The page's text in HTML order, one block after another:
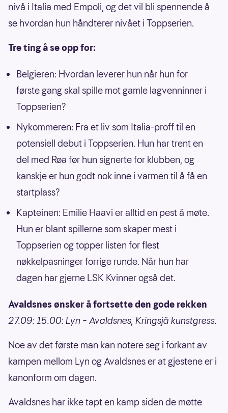
nivå i Italia med Empoli, og det vil bli spennende å
se hvordan hun håndterer nivået i Toppserien.
Tre ting å se opp for:
Belgieren: Hvordan leverer hun når hun for
første gang skal spille mot gamle lagvenninner i
Toppserien?
Nykommeren: Fra et liv som Italia-proff til en
potensiell debut i Toppserien. Hun har trent en
del med Røa før hun signerte for klubben, og
kanskje er hun godt nok inne i varmen til å få en
startplass?
Kapteinen: Emilie Haavi er alltid en pest å møte.
Hun er blant spillerne som skaper mest i
Toppserien og topper listen for flest
nøkkelpasninger forrige runde. Når hun har
dagen har gjerne LSK Kvinner også det.
Avaldsnes ønsker å fortsette den gode rekken
27.09: 15.00: Lyn – Avaldsnes, Kringsjå kunstgress.
Noe av det første man kan notere seg i forkant av
kampen mellom Lyn og Avaldsnes er at gjestene er i
kanonform om dagen.
Avaldsnes har ikke tapt en kamp siden de møtte